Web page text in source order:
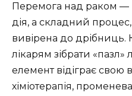
Перемога над раком
дія, а складний
вивірена до дрібниць.
лікарям зібрати
елемент відіграє свою
хіміотерапія,